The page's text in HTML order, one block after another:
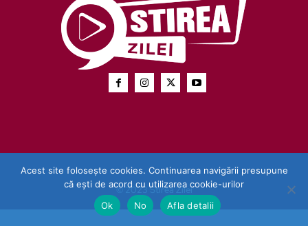
© 2023 Stirea Zilei
Acest site folosește cookies. Continuarea navigării presupune
că ești de acord cu utilizarea cookie-urilor
Ok
No Afla detalii